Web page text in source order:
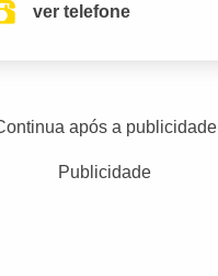
ver telefone
após a publicidade
Publicidade